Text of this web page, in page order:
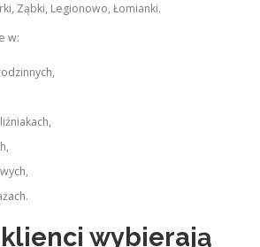
Ząbki, Legionowo, Łomianki.
w:
wybierają